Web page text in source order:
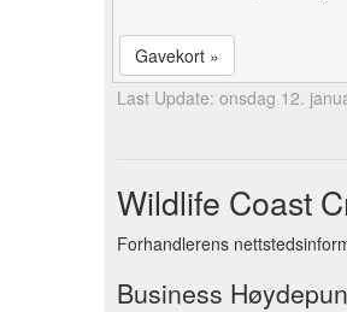
Gavekort »
Last Update: onsdag 12.
Wildlife Coast
Forhandlerens
Business